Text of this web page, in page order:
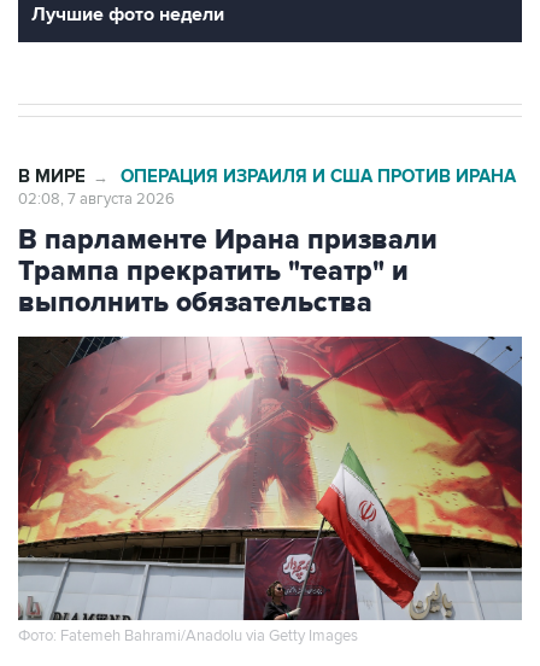
Лучшие фото недели
В МИРЕ → ОПЕРАЦИЯ ИЗРАИЛЯ И США ПРОТИВ ИРАНА
02:08, 7 августа 2026
В парламенте Ирана призвали
Трампа прекратить "театр" и
выполнить обязательства
Фото: Fatemeh Bahrami/Anadolu via Getty Images